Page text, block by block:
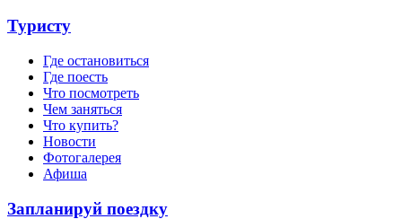
Туристу
Где остановиться
Где поесть
Что посмотреть
Чем заняться
Что купить?
Новости
Фотогалерея
Афиша
Запланируй поездку